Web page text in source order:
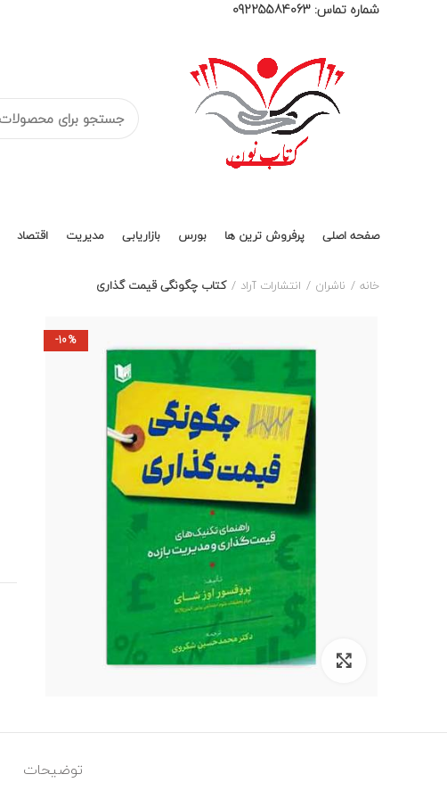
شماره تماس: 09225584063
صفحه اصلی پرفروش ترین ها بورس بازاریابی مدیریت اقتصاد
خانه ناشران انتشارات آراد کتاب چگونگی قیمت گذاری
-10%
برای بزرگنمایی کلیک کنید
توضیحات